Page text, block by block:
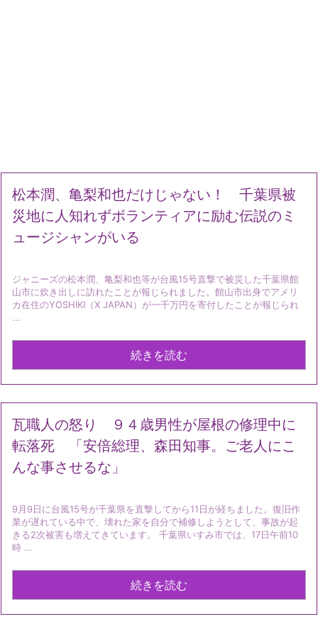
松本潤、亀梨和也だけじゃない！ 千葉県被
災地に人知れずボランティアに励む伝説のミ
ュージシャンがいる
ジャニーズの松本潤、亀梨和也等が台風15号直撃で被災した千葉県館
山市に炊き出しに訪れたことが報じられました。館山市出身でアメリ
カ在住のYOSHIKI（X JAPAN）が一千万円を寄付したことが報じられ
...
続きを読む
瓦職人の怒り ９４歳男性が屋根の修理中に
転落死 「安倍総理、森田知事。ご老人にこ
んな事させるな」
9月9日に台風15号が千葉県を直撃してから11日が経ちました。復旧作
業が遅れている中で、壊れた家を自分で補修しようとして、事故が起
きる2次被害も増えてきています。 千葉県いすみ市では、17日午前10
時 ...
続きを読む